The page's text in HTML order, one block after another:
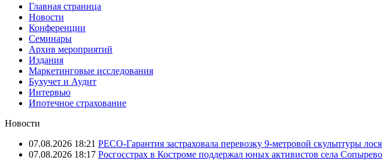
Главная страница
Новости
Конференции
Семинары
Архив мероприятий
Издания
Маркетинговые исследования
Бухучет и Аудит
Интервью
Ипотечное страхование
Новости
07.08.2026 18:21 РЕСО-Гарантия застраховала перевозку 9-метровой скульптуры лося
07.08.2026 18:17 Росгосстрах в Костроме поддержал юных активистов села Сопырево